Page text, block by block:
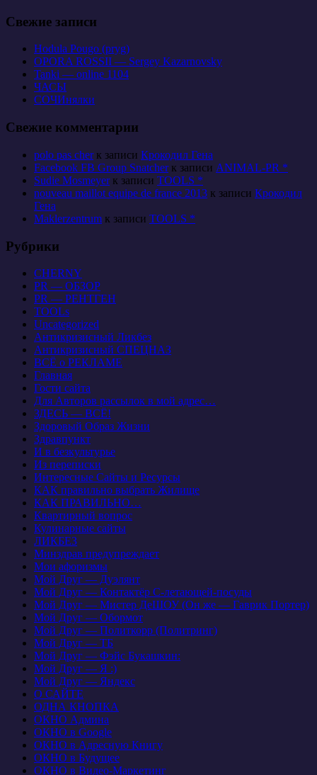
Свежие записи
Hodula Pougo (pryg)
OPORA ROSSII — Sergey Kazarnovsky
Tanki — online 1104
ЧАСЫ
СОЧИнялки
Свежие комментарии
polo pas cherк записи Крокодил Гена
Facebook FB Group Snatcherк записи ANIMAL-PR *
Sudie Mosmeyerк записи TOOLS *
nouveau maillot equipe de france 2013 к записи Крокодил
Гена
Maklerzentrum к записи TOOLS *
Рубрики
CHERNY
PR — ОБЗОР
PR — РЕНТГЕН
TOOLs
Uncategorized
Антикризисный Ликбез
Антикризисный СПЕЦНАЗ
ВСЁ о РЕКЛАМЕ
Главная
Гости сайта
Для Авторов рассылок в мой адрес…
ЗДЕСЬ — ВСЁ!
Здоровый Образ Жизни
Здравпункт
И в безкультурье
Из переписки
Интересные Сайты и Ресурсы
КАК правильно выбрать Жилище
КАК ПРАВИЛЬНО…
Квартирный вопрос
Кулинарные сайты
ЛИКБЕЗ
Минздрав предупреждает
Мои афоризмы
Мой Друг — Дуэлянт
Мой Друг — Контактёр С-летающей-посуды
Мой Друг — Мистер ДеШОУ (Он же — Гаврик Портер)
Мой Друг — Обормот
Мой Друг — Политкорр (Политринг)
Мой Друг — ТБ
Мой Друг — Фэйс Букашкин:
Мой Друг — Я :)
Мой Друг — Яндекс
О САЙТЕ
ОДНА КНОПКА
ОКНО Админа
ОКНО в Google
ОКНО в Адресную Книгу
ОКНО в Будущее
ОКНО в Видео-Маркетинг